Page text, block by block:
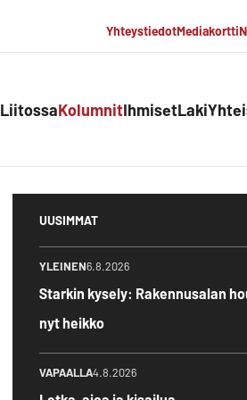
YhteystiedotMediakortti
LiitossaKolumnitIhmisetLaki
UUSIMMAT
YLEINEN6.8.2026
Starkin kysely: Rakennusalan
nyt heikko
VAPAALLA4.8.2026